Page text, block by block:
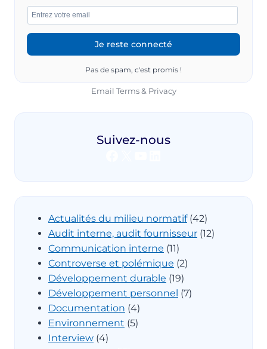
MANAGEMENT
Pas de spam, c'est promis !
Email Terms& Privacy
Suivez-nous
Actualités du milieu normatif(42)
Audit interne, audit fournisseur (12)
Communication interne (11)
Controverse et polémique (2)
Développement durable (19)
Développement personnel (7)
Documentation (4)
Environnement (5)
Interview (4)